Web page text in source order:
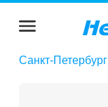
Санкт-Петербург